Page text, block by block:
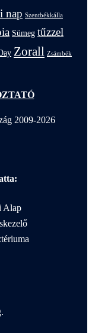
nap Szentbékkálla
Sümeg tűzzel
Zorall Zsámbék
2009-2026